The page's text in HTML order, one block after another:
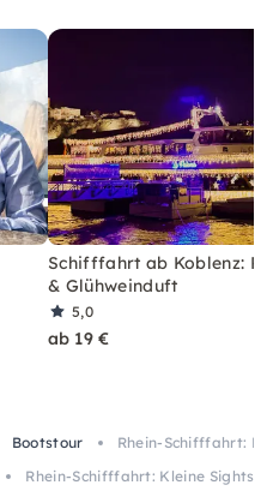
Schifffahrt ab Koblenz:
& Glühweinduft
5,0
ab 19 €
Bootstour
Rhein-Schifffahrt:
Rhein-Schifffahrt: Kleine